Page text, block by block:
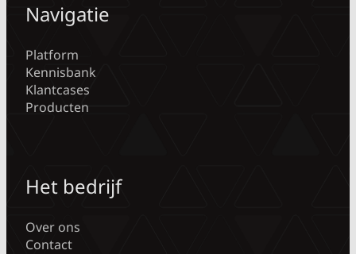
Navigatie
Platform
Kennisbank
Klantcases
Producten
Het bedrijf
Over ons
Contact